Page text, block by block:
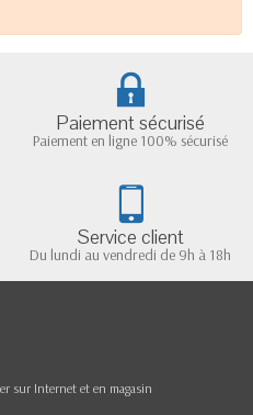
Paiement sécurisé
Paiement en ligne 100% sécurisé
Service client
Du lundi au vendredi de 9h à 18h
sur Internet et en magasin